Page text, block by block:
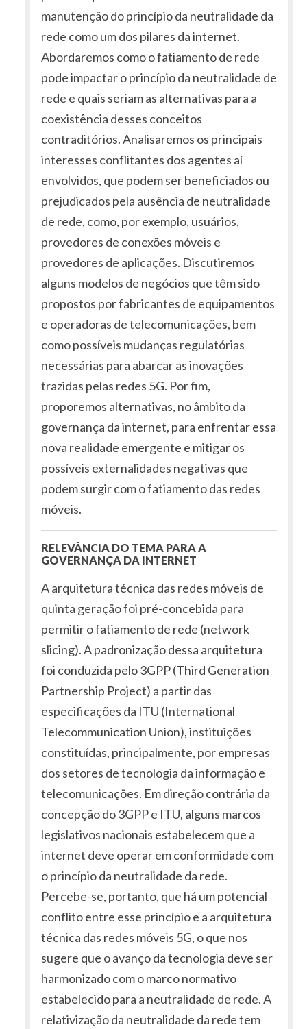
manutenção do princípio da neutralidade da
rede como um dos pilares da internet.
Abordaremos como o fatiamento de rede
pode impactar o princípio da neutralidade de
rede e quais seriam as alternativas para a
coexistência desses conceitos
contraditórios. Analisaremos os principais
interesses conflitantes dos agentes aí
envolvidos, que podem ser beneficiados ou
prejudicados pela ausência de neutralidade
de rede, como, por exemplo, usuários,
provedores de conexões móveis e
provedores de aplicações. Discutiremos
alguns modelos de negócios que têm sido
propostos por fabricantes de equipamentos
e operadoras de telecomunicações, bem
como possíveis mudanças regulatórias
necessárias para abarcar as inovações
trazidas pelas redes 5G. Por fim,
proporemos alternativas, no âmbito da
governança da internet, para enfrentar essa
nova realidade emergente e mitigar os
possíveis externalidades negativas que
podem surgir com o fatiamento das redes
móveis.
RELEVÂNCIA DO TEMA PARA A
GOVERNANÇA DA INTERNET
A arquitetura técnica das redes móveis de
quinta geração foi pré-concebida para
permitir o fatiamento de rede (network
slicing). A padronização dessa arquitetura
foi conduzida pelo 3GPP (Third Generation
Partnership Project) a partir das
especificações da ITU (International
Telecommunication Union), instituições
constituídas, principalmente, por empresas
dos setores de tecnologia da informação e
telecomunicações. Em direção contrária da
concepção do 3GPP e ITU, alguns marcos
legislativos nacionais estabelecem que a
internet deve operar em conformidade com
o princípio da neutralidade da rede.
Percebe-se, portanto, que há um potencial
conflito entre esse princípio e a arquitetura
técnica das redes móveis 5G, o que nos
sugere que o avanço da tecnologia deve ser
harmonizado com o marco normativo
estabelecido para a neutralidade de rede. A
relativização da neutralidade da rede tem